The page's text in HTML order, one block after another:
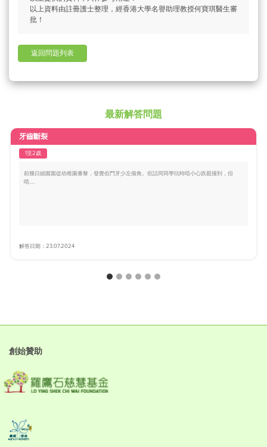
以上資料由註冊護士整理，經香港大學名譽助理教授何寶琪醫生審
批！
返回問題列表
最新解答問題
牙齒斷裂
1至2歲
前幾日細囡囡從幼稚園番黎，發覺佢門牙少左個角。佢話同同學玩時唔小心跌親撞到，但
唔.....
解答日期：23.07.2024
創始贊助